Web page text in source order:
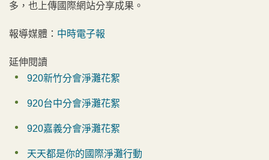
多，也上傳國際網站分享成果。
報導媒體： 中時電子報
延伸閱讀
920新竹分會淨灘花絮
920台中分會淨灘花絮
920嘉義分會淨灘花絮
天天都是你的國際淨灘行動